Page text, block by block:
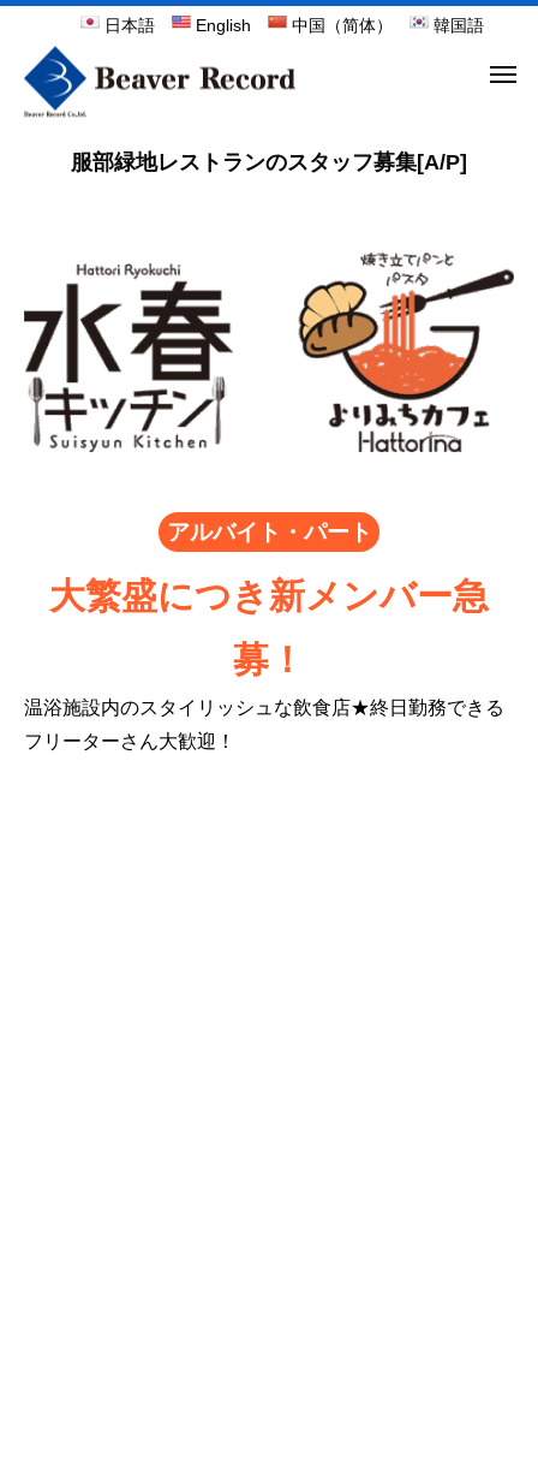
日本語 English 中国（简体） 韓国語
服部緑地レストランのスタッフ募集[A/P]
アルバイト・パート
大繁盛につき新メンバー急
募！
温浴施設内のスタイリッシュな飲食店★終日勤務できる
フリーターさん大歓迎！